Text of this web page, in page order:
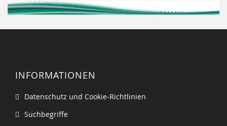
INFORMATIONEN
Datenschutz und Cookie-Richtlinien
Suchbegriffe